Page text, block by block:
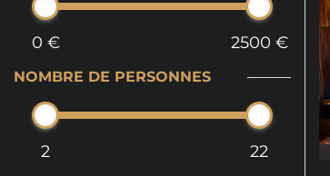
0 € 2500 €
NOMBRE DE PERSONNES
2 22